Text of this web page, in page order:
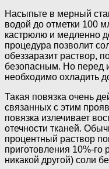
Насыпьте в мерный
водой до отметки 100
кастрюлю и медленно
процедура позволит
обеззаразит раствор,
безопасным. Но перед
необходимо охладить
Такая повязка очень
связанных с этим
повязка излечивает
отечности тканей.
процентный раствор
приготовления 10%-го
никакой другой) соли